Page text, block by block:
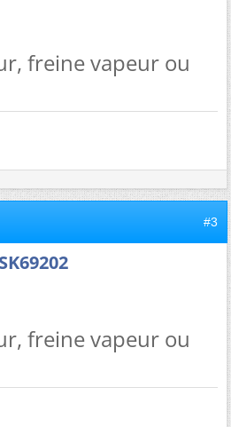
freine vapeur ou
#3
SK69202
freine vapeur ou